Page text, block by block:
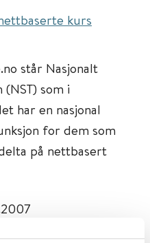
kurs
står Nasjonalt
som i
har en nasjonal
for dem som
på nettbasert